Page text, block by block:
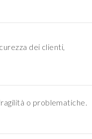
dei clienti,
o problematiche.